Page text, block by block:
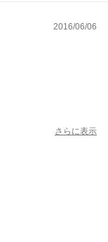
2016/06/06
さらに表示